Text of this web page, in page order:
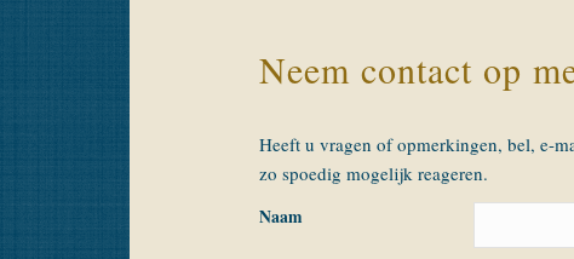
Neem contact op
Heeft u vragen of opmerkingen, bel, e-
zo spoedig mogelijk reageren.
Naam